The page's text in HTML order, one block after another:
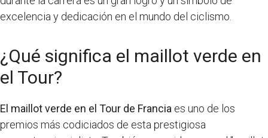
excelencia y dedicación en el mundo del ciclismo.
¿Qué significa el maillot verde en
el Tour?
El maillot verde en el Tour de Francia es uno de los
premios más codiciados de esta prestigiosa